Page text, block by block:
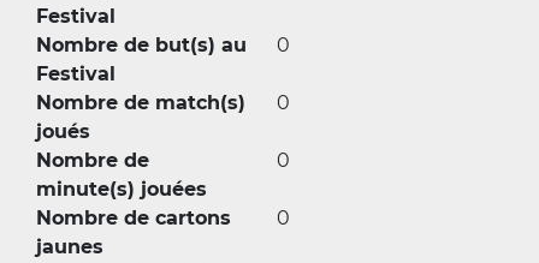
Festival
Nombre de but(s) au
Festival
0
Nombre de match(s)
joués
0
Nombre de
minute(s) jouées
0
Nombre de cartons
jaunes
0